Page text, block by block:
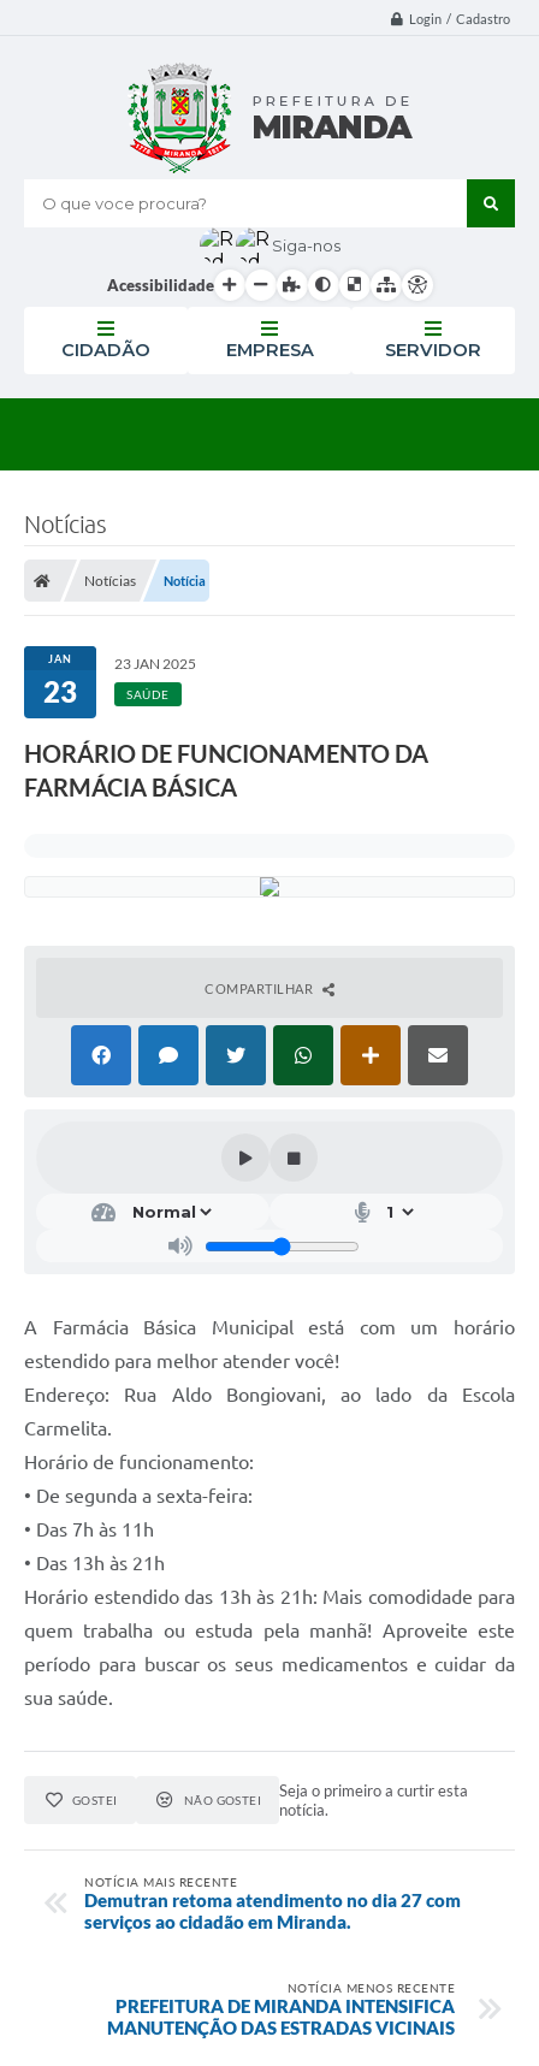
Login / Cadastro
O que voce procura?
Siga-nos
Acessibilidade
CIDADÃO EMPRESA SERVIDOR
Notícias
Notícias Notícia
JAN
23
23 JAN 2025
SAÚDE
HORÁRIO DE FUNCIONAMENTO DA
FARMÁCIA BÁSICA
COMPARTILHAR
A Farmácia Básica Municipal está com um horário
estendido para melhor atender você!
Endereço: Rua Aldo Bongiovani, ao lado da Escola
Carmelita.
Horário de funcionamento:
• De segunda a sexta-feira:
• Das 7h às 11h
• Das 13h às 21h
Horário estendido das 13h às 21h: Mais comodidade para
quem trabalha ou estuda pela manhã! Aproveite este
período para buscar os seus medicamentos e cuidar da
sua saúde.
GOSTEI NÃO GOSTEI
Seja o primeiro a curtir esta
notícia.
NOTÍCIA MAIS RECENTE
Demutran retoma atendimento no dia 27 com
serviços ao cidadão em Miranda.
NOTÍCIA MENOS RECENTE
PREFEITURA DE MIRANDA INTENSIFICA
MANUTENÇÃO DAS ESTRADAS VICINAIS